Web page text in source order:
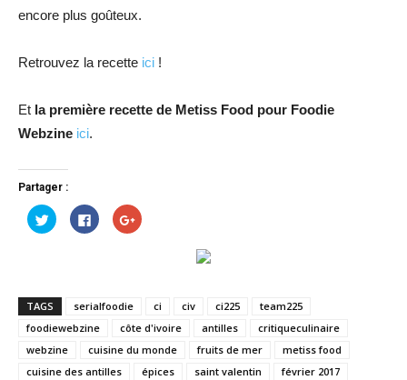
encore plus goûteux.
Retrouvez la recette ici !
Et la première recette de Metiss Food pour Foodie
Webzine ici.
Partager :
Cliquez
pour
partager
fenêtre)
Cliquez
pour
partager
fenêtre)
Cliquez
pour
nouvelle
fenêtre)
TAGS serialfoodie ci civ ci225
team225
foodiewebzine
côte d'ivoire antilles
critiqueculinaire
webzine
cuisine du monde fruits de mer
metiss food
cuisine des antilles
épices saint valentin février 2017